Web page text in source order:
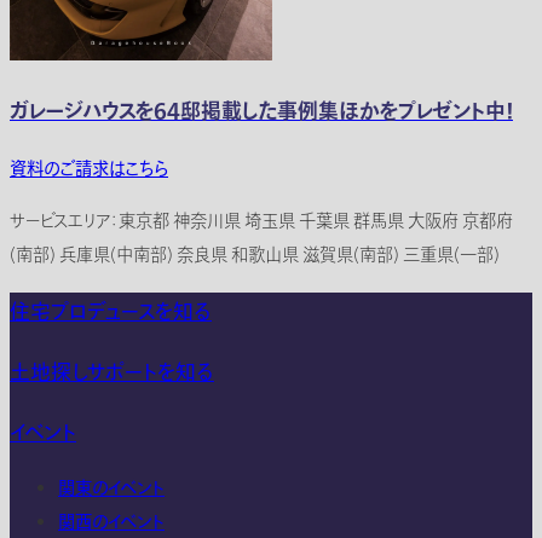
ガレージハウスを64邸掲載した事例集ほかをプレゼント中！
資料のご請求はこちら
サービスエリア：東京都 神奈川県 埼玉県 千葉県 群馬県 大阪府 京都府
(南部) 兵庫県(中南部) 奈良県 和歌山県 滋賀県(南部) 三重県(一部)
住宅プロデュースを知る
土地探しサポートを知る
イベント
関東のイベント
関西のイベント